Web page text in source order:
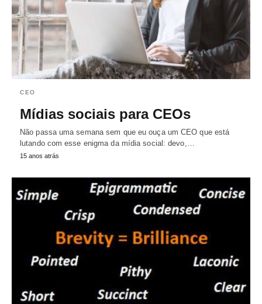
CEO
Mídias sociais para CEOs
Não passa uma semana sem que eu ouça um CEO que está
lutando com esse enigma da mídia social: devo,…
15 anos atrás